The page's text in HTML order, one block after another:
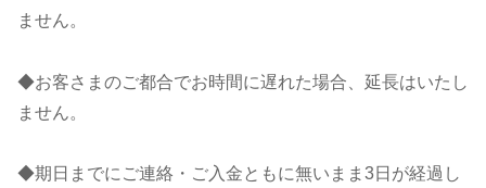
ません。
◆お客さまのご都合でお時間に遅れた場合、延長はいたし
ません。
◆期日までにご連絡・ご入金ともに無いまま3日が経過し